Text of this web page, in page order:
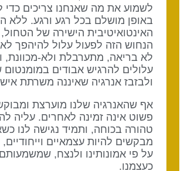
לשמוע את מה שאנחנו צריכים כדי
באופן מושלם בכל רגע ורגע. ללא
האינטואיטיבית הישירה של הטחול,
הנחוש הזה לפעול עלול להיהפך
לא בריאה, מתערבלת ולא-מכוונת,
עלולים להרגיש אבודים במומנטום
ולבזבז אנרגיה שאיננה משרתת איש.
אף שהאנרגיה שלנו מוערצת
פשוט אינה זמינה לאחרים. עליה
טהורה בכוחה, ותמיד נגישה לנו
מבקשים להיות עצמאיים וייחודיים,
על פי אמונותינו ולנצח, שמשמעותם
כעצמנו.